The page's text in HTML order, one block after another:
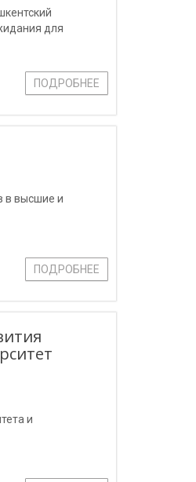
для
ПОДРОБНЕЕ
в высшие и
ПОДРОБНЕЕ
и